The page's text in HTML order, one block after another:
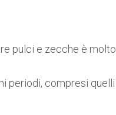
pulci e zecche è molto
periodi, compresi quelli